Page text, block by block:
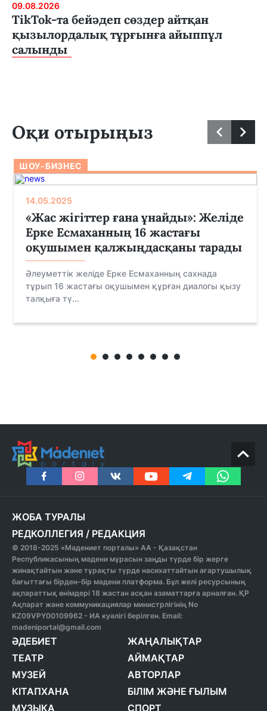
09.08.2026
TikTok-та бейәдеп сөздер айтқан
қызылордалық тұрғынға айыппұл
салынды
Оқи отырыңыз
ШОУ-БИЗНЕС
14.05.2025
«Жас жігіттер ғана ұнайды»: Желіде
Ерке Есмаханның 16 жастағы
оқушымен қалжыңдасқаны тарады
Әлеуметтік желіде Ерке Есмаханның сахнада
тұрып 16 жастағы оқушымен құрған диалогы қызу
талқыға тү...
ЖОБА ТУРАЛЫ
РЕДКОЛЛЕГИЯ / РЕДАКЦИЯ
© 2018-2025 «Мәдениет порталы» АА - Қазақстан
Республикасының мәдени мұрасын заңды түрде бір жерге
жинақтайтын және тұрақты түрде насихаттайтын ағартушылық
бағыттағы бірден-бір мәдени платформа. Бұл желі ресурсының
ақпараттық өнімдері 18 жастан асқан азаматтарға арналған. ҚР
Ақпарат және коммуникациялар министрлігінің No
KZ09VPY00109962 - ИА куәлігі берілген. Email:
madeniportal@gmail.com
ӘДЕБИЕТ
ТЕАТР
МУЗЕЙ
КІТАПХАНА
МУЗЫКА
ЖАҢАЛЫҚТАР
АЙМАҚТАР
АВТОРЛАР
БІЛІМ ЖӘНЕ ҒЫЛЫМ
СПОРТ